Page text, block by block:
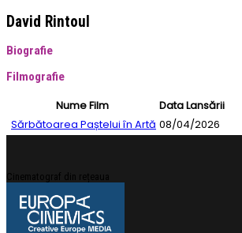
David Rintoul
Biografie
Filmografie
Nume Film
Data Lansării
Sărbătoarea Paștelui în Artă 08/04/2026
Cinematograf din rețeaua